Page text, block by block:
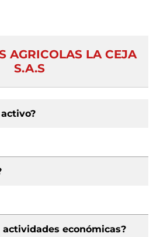
AGRICOLAS LA CEJA
S.A.S
actividades económicas?